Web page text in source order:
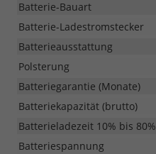
Batterie-Bauart
Batterie-Ladestromstecker
Batterieausstattung
Polsterung
Batteriegarantie (Monate)
Batteriekapazität (brutto)
Batterieladezeit 10% bis 80%
Batteriespannung